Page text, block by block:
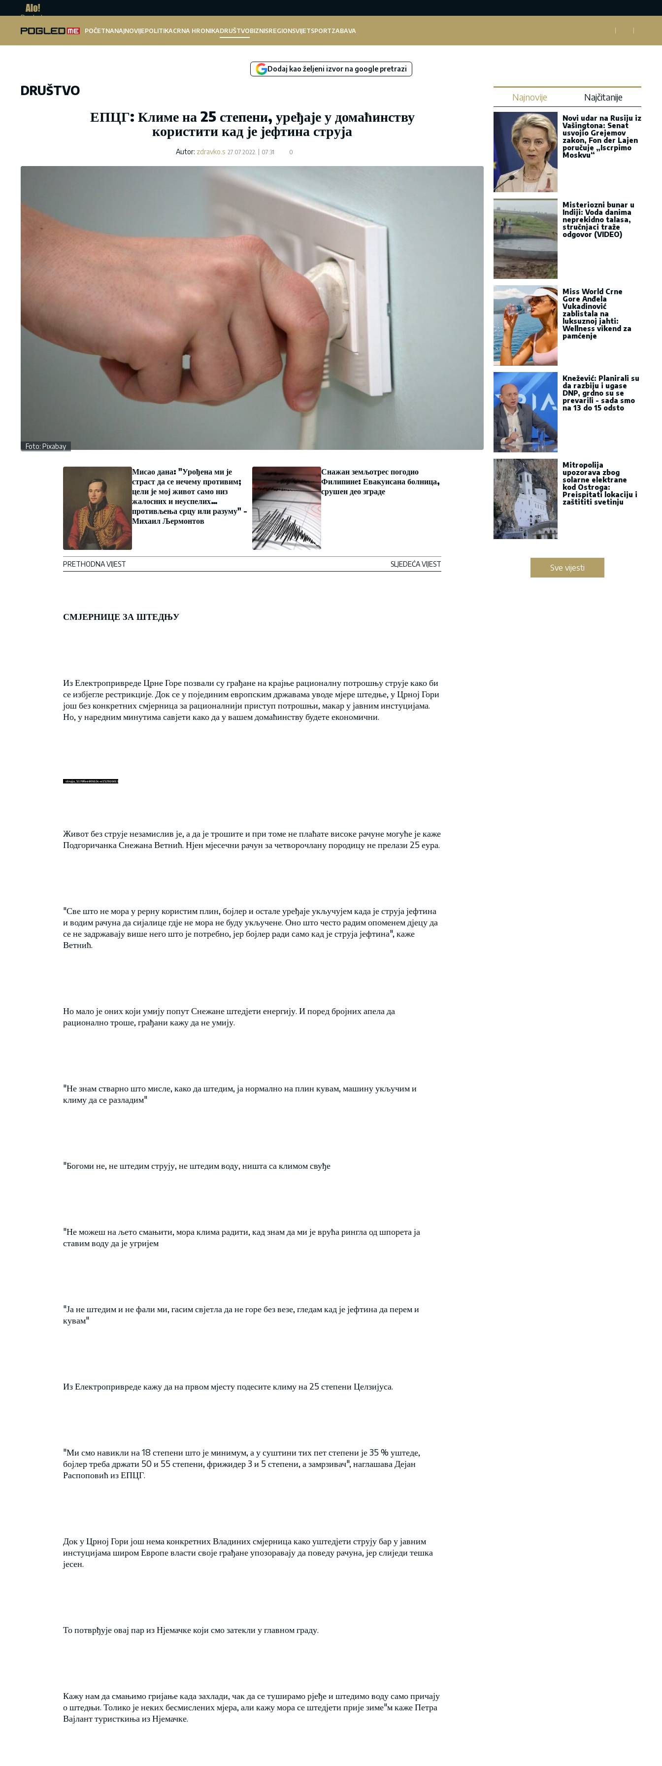
Pogled.me
POČETNANAJNOVIJEPOLITIKACRNA HRONIKADRUŠTVOBIZNISREGIONSVIJETSPORTZABAVA
Dodaj kao željeni izvor na google pretrazi
DRUŠTVO
ЕПЦГ: Климе на 25 степени, уређаје у домаћинству
користити кад је јефтина струја
Autor: zdravko.s 27.07.2022. 07:31 0
Foto: Pixabay
Мисао дана: "Урођена ми је
страст да се нечему противим;
цели је мој живот само низ
жалосних и неуспелих
противљења срцу или разуму" -
Михаил Љермонтов
PRETHODNA VIJEST
Снажан земљотрес погодио
Филипине: Евакуисана болница,
срушен део зграде
SLJEDEĆA VIJEST
СМЈЕРНИЦЕ ЗА ШТЕДЊУ
Из Електропривреде Црне Горе позвали су грађане на крајње рационалну потрошњу струје како би
се избјегле рестрикције. Док се у појединим европским државама уводе мјере штедње, у Црној Гори
још без конкретних смјерница за рационалнији приступ потрошњи, макар у јавним инстуцијама.
Но, у наредним минутима савјети како да у вашем домаћинству будете економични.
Живот без струје незамислив је, а да је трошите и при томе не плаћате високе рачуне могуће је каже
Подгоричанка Снежана Ветнић. Нјен мјесечни рачун за четворочлану породицу не прелази 25 еура.
"Све што не мора у рерну користим плин, бојлер и остале уређаје укључујем када је струја јефтина
и водим рачуна да сијалице гдје не мора не буду укључене. Оно што често радим опоменем дјецу да
се не задржавају више него што је потребно, јер бојлер ради само кад је струја јефтина", каже
Ветнић.
Но мало је оних који умију попут Снежане штедјети енергију. И поред бројних апела да
рационално троше, грађани кажу да не умију.
"Не знам стварно што мисле, како да штедим, ја нормално на плин кувам, машину укључим и
климу да се разладим"
"Богоми не, не штедим струју, не штедим воду, ништа са климом свуђе
"Не можеш на љето смањити, мора клима радити, кад знам да ми је врућа рингла од шпорета ја
ставим воду да је угријем
"Ја не штедим и не фали ми, гасим свјетла да не горе без везе, гледам кад је јефтина да перем и
кувам"
Из Електропривреде кажу да на првом мјесту подесите климу на 25 степени Целзијуса.
"Ми смо навикли на 18 степени што је минимум, а у суштини тих пет степени је 35 % уштеде,
бојлер треба држати 50 и 55 степени, фрижидер 3 и 5 степени, а замрзивач", наглашава Дејан
Распоповић из ЕПЦГ.
Док у Црној Гори још нема конкретних Владиних смјерница како уштедјети струју бар у јавним
инстуцијама широм Европе власти своје грађане упозоравају да поведу рачуна, јер слиједи тешка
јесен.
То потврђује овај пар из Нјемачке који смо затекли у главном граду.
Кажу нам да смањимо гријање када захлади, чак да се туширамо рјеђе и штедимо воду само причају
о штедњи. Толико је неких бесмислених мјера, али кажу мора се штедјети прије зиме"м каже Петра
Вајлант туристкиња из Нјемачке.
Najnovije Najčitanije
Novi udar na Rusiju iz
Vašingtona: Senat
usvojio Grejemov
zakon, Fon der Lajen
poručuje „Iscrpimo
Moskvu“
Misteriozni bunar u
Indiji: Voda danima
neprekidno talasa,
stručnjaci traže
odgovor (VIDEO)
Miss World Crne
Gore Anđela
Vukadinović
zablistala na
luksuznoj jahti:
Wellness vikend za
pamćenje
Knežević: Planirali su
da razbiju i ugase
DNP, grdno su se
prevarili - sada smo
na 13 do 15 odsto
Mitropolija
upozorava zbog
solarne elektrane
kod Ostroga:
Preispitati lokaciju i
zaštititi svetinju
Sve vijesti